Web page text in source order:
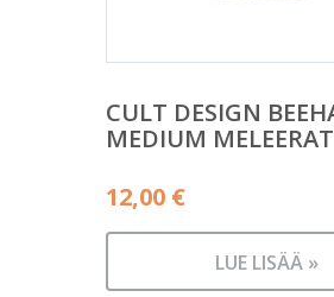
CULT DESIGN
MEDIUM
12,00 €
LUE LISÄÄ »